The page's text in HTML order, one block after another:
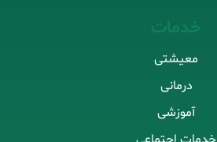
خدمات
معیشتی
درمانی
آموزشی